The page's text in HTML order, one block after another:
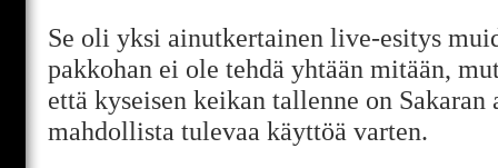
Se oli yksi ainutkertainen live-esitys
pakkohan ei ole tehdä yhtään mitään,
että kyseisen keikan tallenne on Sakaran
mahdollista tulevaa käyttöä varten.